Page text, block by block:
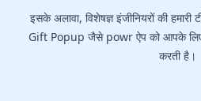
इसके अलावा, विशेषज्ञ इंजीनियरों की
Gift Popup जैसे powr ऐप को आपके लिए
करती है।